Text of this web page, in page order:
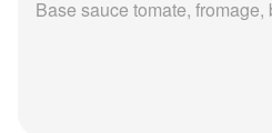
Base sauce tomate,